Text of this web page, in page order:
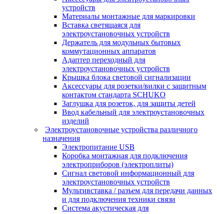
устройств
Материалы монтажные для маркировки
Вставка светящаяся для
электроустановочных устройств
Держатель для модульных бытовых
коммутационных аппаратов
Адаптер переходный для
электроустановочных устройств
Крышка блока световой сигнализации
Аксессуары для розетки/вилки с защитным
контактом стандарта SCHUKO
Заглушка для розеток, для защиты детей
Ввод кабельный для электроустановочных
изделий
Электроустановочные устройства различного
назначения
Электропитание USB
Коробка монтажная для подключения
электроприборов (электроплиты)
Сигнал световой информационный для
электроустановочных устройств
Мультивставка / разъем для передачи данных
и для подключения техники связи
Система акустическая для